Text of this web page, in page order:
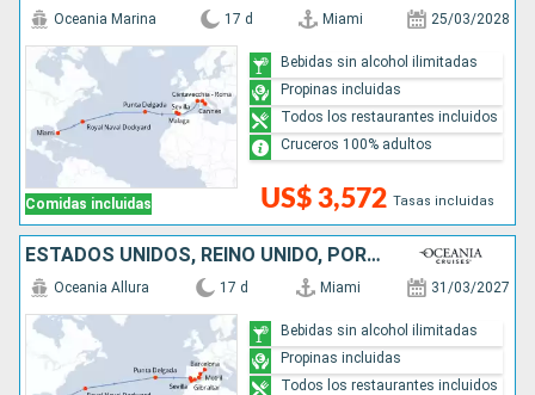
Comidas incluidas
Oceania Marina 17 d Miami 25/03/2028
US$ 3,572 Tasas incluidas
Bebidas sin alcohol ilimitadas
Propinas incluidas
Todos los restaurantes incluidos
Cruceros 100% adultos
ESTADOS UNIDOS, REINO UNIDO, PORTUGAL, ESPAÑA
Oceania Allura 17 d Miami 31/03/2027
Bebidas sin alcohol ilimitadas
Propinas incluidas
Todos los restaurantes incluidos